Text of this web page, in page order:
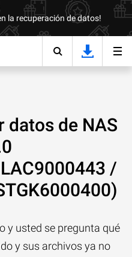
la recuperación de datos!
datos de NAS
/
y usted se pregunta qué
y sus archivos ya no